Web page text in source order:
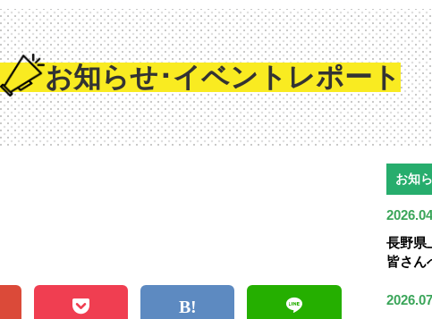
お知らせ･イベントレポート
お知
長野県
皆さん